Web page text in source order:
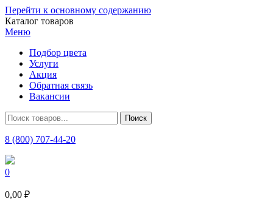
Перейти к основному содержанию
Каталог товаров
Меню
Подбор цвета
Услуги
Акция
Обратная связь
Вакансии
8 (800) 707-44-20
0
0,00 ₽